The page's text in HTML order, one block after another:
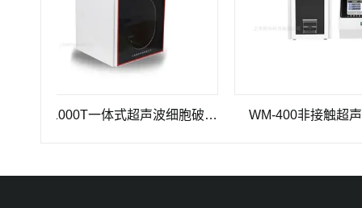
WM-1000T一体式超声波细胞破碎仪 WM-400非接触超声波破